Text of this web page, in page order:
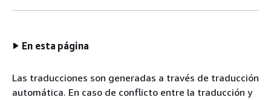
En esta página
Las traducciones son generadas a través de traducción
automática. En caso de conflicto entre la traducción y